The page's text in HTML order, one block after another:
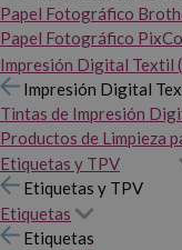
Papel Fotográfico
Papel Fotográfico
Impresión Digital Textil
Impresión Digital
Tintas de Impresión
Productos de Limpieza
Etiquetas y TPV
Etiquetas y TPV
Etiquetas
Etiquetas